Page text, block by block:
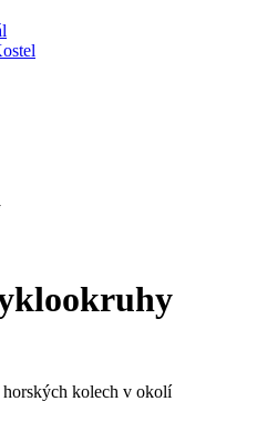
kolech v okolí